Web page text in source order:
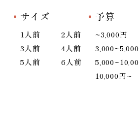
サイズ
1人前
2人前
3人前
4人前
5人前
6人前
予算
~3,000円
10,000円~